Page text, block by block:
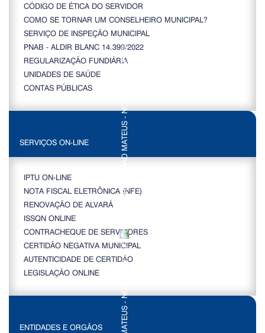
CÓDIGO DE ÉTICA DO SERVIDOR
COMO SE TORNAR UM CONSELHEIRO MUNICIPAL?
SERVIÇO DE INSPEÇÃO MUNICIPAL
PNAB - ALDIR BLANC 14.399/2022
REGULARIZAÇÃO FUNDIÁRIA
UNIDADES DE SAÚDE
CONTAS PÚBLICAS
SERVIÇOS ON-LINE
IPTU ON-LINE
NOTA FISCAL ELETRÔNICA (NFE)
RENOVAÇÃO DE ALVARÁ
ISSQN ONLINE
CONTRACHEQUE DE SERVIDORES
CERTIDÃO NEGATIVA MUNICIPAL
AUTENTICIDADE DE CERTIDÃO
LEGISLAÇÃO ONLINE
ENTIDADES E ORGÃOS